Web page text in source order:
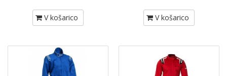
V košarico V košarico